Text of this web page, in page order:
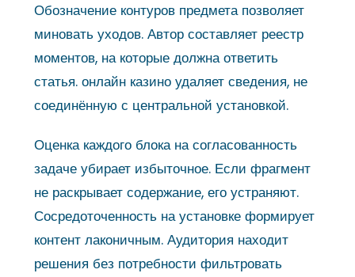
Обозначение контуров предмета позволяет
миновать уходов. Автор составляет реестр
моментов, на которые должна ответить
статья. онлайн казино удаляет сведения, не
соединённую с центральной установкой.
Оценка каждого блока на согласованность
задаче убирает избыточное. Если фрагмент
не раскрывает содержание, его устраняют.
Сосредоточенность на установке формирует
контент лаконичным. Аудитория находит
решения без потребности фильтровать